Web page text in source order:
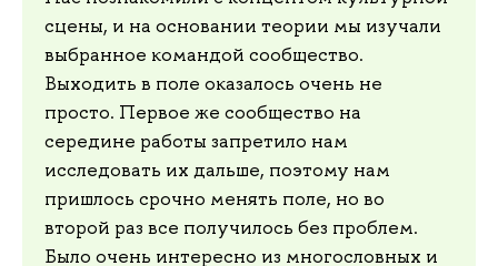
сцены, и на основании теории мы изучали
выбранное командой сообщество.
Выходить в поле оказалось очень не
просто. Первое же сообщество на
середине работы запретило нам
исследовать их дальше, поэтому нам
пришлось срочно менять поле, но во
второй раз все получилось без проблем.
Было очень интересно из многословных и